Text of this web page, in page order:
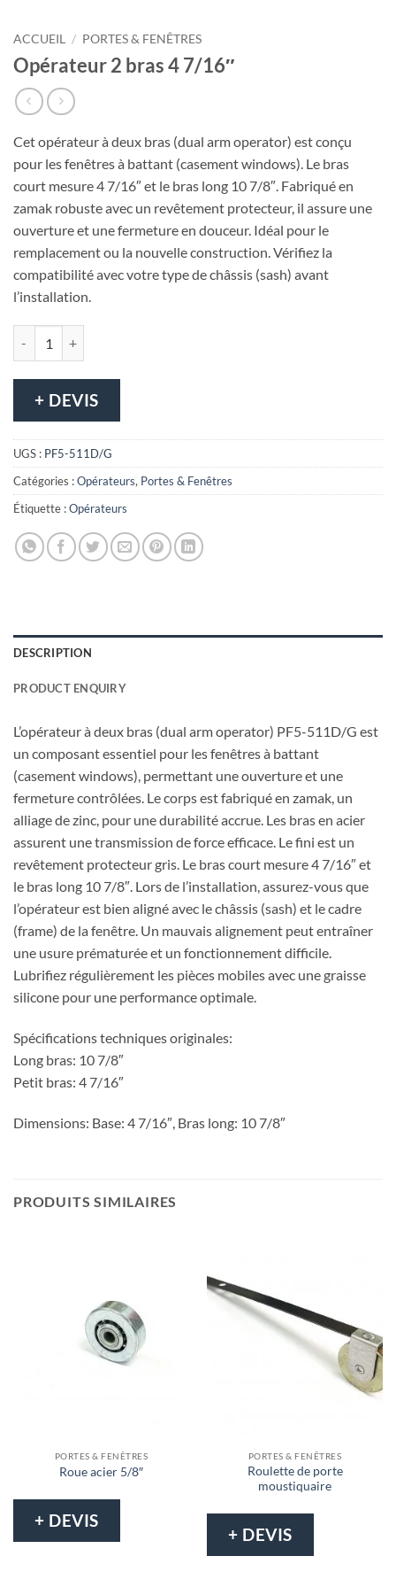
ACCUEIL / PORTES & FENÊTRES
Opérateur 2 bras 4 7/16″
Cet opérateur à deux bras (dual arm operator) est conçu
pour les fenêtres à battant (casement windows). Le bras
court mesure 4 7/16″ et le bras long 10 7/8″. Fabriqué en
zamak robuste avec un revêtement protecteur, il assure une
ouverture et une fermeture en douceur. Idéal pour le
remplacement ou la nouvelle construction. Vérifiez la
compatibilité avec votre type de châssis (sash) avant
l’installation.
+ DEVIS
UGS : PF5-511D/G
Catégories :Opérateurs, Portes & Fenêtres
Étiquette :Opérateurs
DESCRIPTION
PRODUCT ENQUIRY
L’opérateur à deux bras (dual arm operator) PF5-511D/G est
un composant essentiel pour les fenêtres à battant
(casement windows), permettant une ouverture et une
fermeture contrôlées. Le corps est fabriqué en zamak, un
alliage de zinc, pour une durabilité accrue. Les bras en acier
assurent une transmission de force efficace. Le fini est un
revêtement protecteur gris. Le bras court mesure 4 7/16″ et
le bras long 10 7/8″. Lors de l’installation, assurez-vous que
l’opérateur est bien aligné avec le châssis (sash) et le cadre
(frame) de la fenêtre. Un mauvais alignement peut entraîner
une usure prématurée et un fonctionnement difficile.
Lubrifiez régulièrement les pièces mobiles avec une graisse
silicone pour une performance optimale.
Spécifications techniques originales:
Long bras: 10 7/8″
Petit bras: 4 7/16″
Dimensions: Base: 4 7/16″, Bras long: 10 7/8″
PRODUITS SIMILAIRES
PORTES & FENÊTRES
Roue acier 5/8″
+ DEVIS
PORTES & FENÊTRES
Roulette de porte
moustiquaire
+ DEVIS